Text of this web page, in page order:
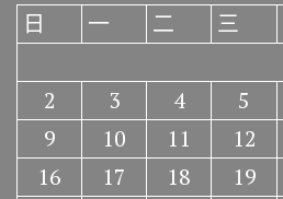
日
一 二 三
2
3 4 5
9
10 11 12
16
17 18 19